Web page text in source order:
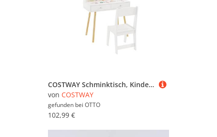
COSTWAY Schminktisch, Kinder Schminktisch mit LED-Beleuchtung, Holz
von COSTWAY
gefunden bei OTTO
102,99 €